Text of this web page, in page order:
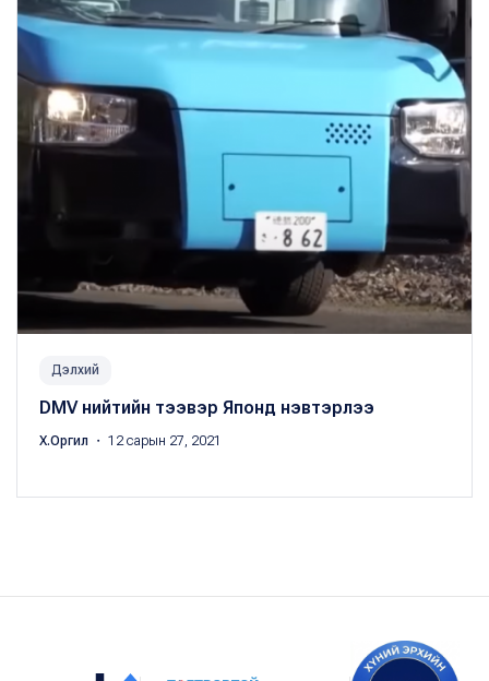
Дэлхий
DMV нийтийн тээвэр Японд нэвтэрлээ
Х.Оргил ・ 12 сарын 27, 2021